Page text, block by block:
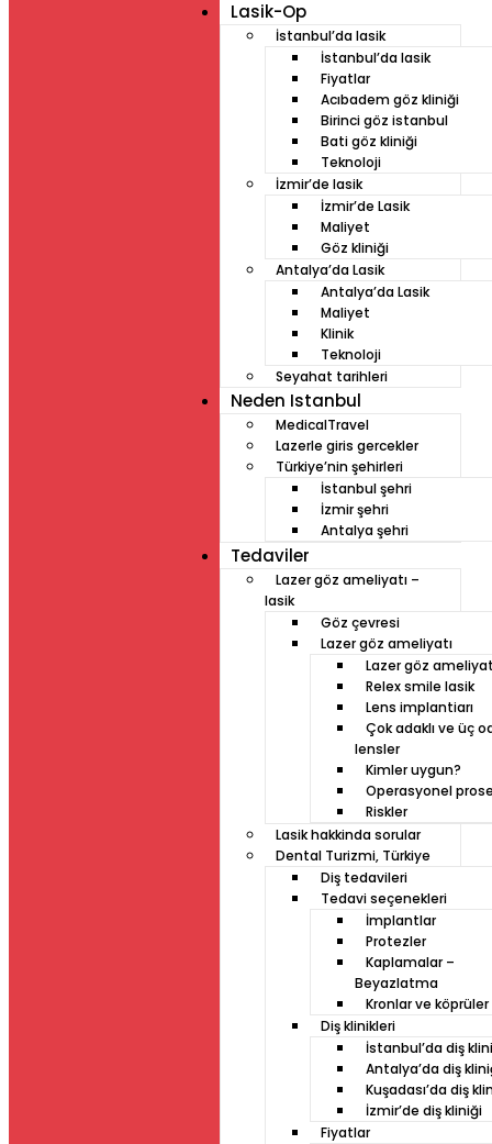
Lasik-Op
İstanbul’da lasik
İstanbul’da lasik
Fiyatlar
Acıbadem göz kliniği
Birinci göz istanbul
Bati göz kliniği
Teknoloji
İzmir’de lasik
İzmir’de Lasik
Maliyet
Göz kliniği
Antalya’da Lasik
Antalya’da Lasik
Maliyet
Klinik
Teknoloji
Seyahat tarihleri
Neden Istanbul
MedicalTravel
Lazerle giris gercekler
Türkiye’nin şehirleri
İstanbul şehri
İzmir şehri
Antalya şehri
Tedaviler
Lazer göz ameliyatı –
lasik
Göz çevresi
Lazer göz ameliyatı
Lazer göz
Relex smile lasik
Lens implantiarı
Çok adaklı ve üç
lensler
Kimler uygun?
Operasyonel
Riskler
Lasik hakkinda sorular
Dental Turizmi, Türkiye
Diş tedavileri
Tedavi seçenekleri
İmplantlar
Protezler
Kaplamalar –
Beyazlatma
Kronlar ve köprüler
Diş klinikleri
İstanbul’da diş
Antalya’da diş
Kuşadası’da diş
İzmir’de diş kliniği
Fiyatlar